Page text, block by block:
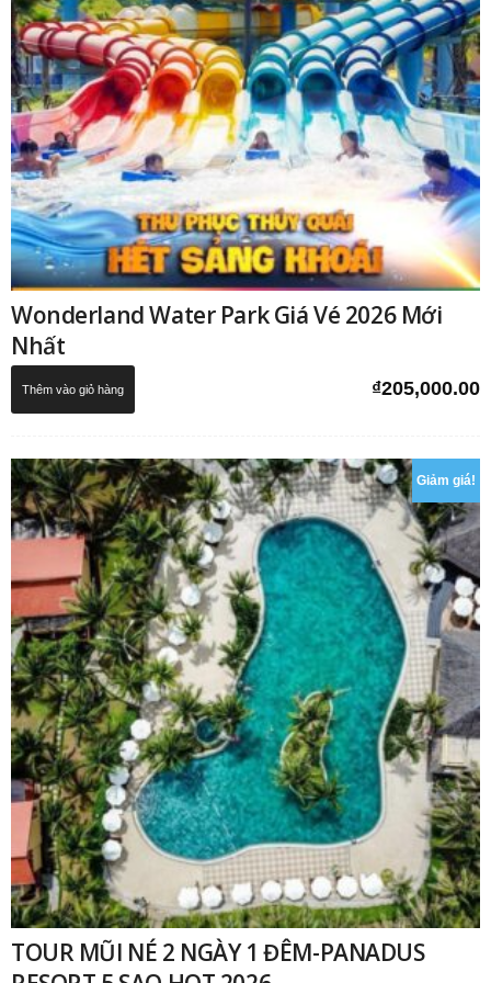
Wonderland Water Park Giá Vé 2026 Mới
Nhất
₫205,000.00
Thêm vào giỏ hàng
Giảm giá!
TOUR MŨI NÉ 2 NGÀY 1 ĐÊM-PANADUS